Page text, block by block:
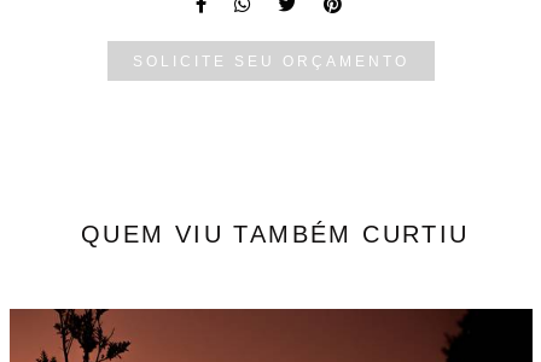
SOLICITE SEU ORÇAMENTO
QUEM VIU TAMBÉM CURTIU